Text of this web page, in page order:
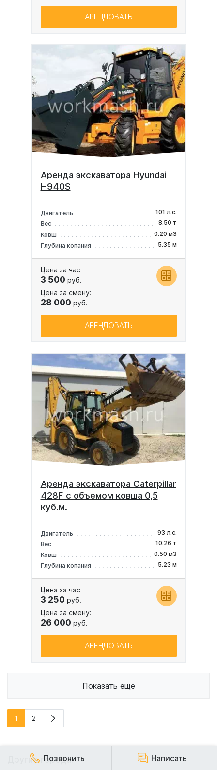
АРЕНДОВАТЬ
Аренда экскаватора Hyundai
H940S
Двигатель
101 л.с.
Вес
8.50 т
Ковш
0.20 м3
Глубина копания
5.35 м
Цена за час
3 500 руб.
Цена за смену:
28 000 руб.
АРЕНДОВАТЬ
Аренда экскаватора Caterpillar
428F с объемом ковша 0,5
куб.м.
Двигатель
93 л.с.
Вес
10.26 т
Ковш
0.50 м3
Глубина копания
5.23 м
Цена за час
3 250 руб.
Цена за смену:
26 000 руб.
АРЕНДОВАТЬ
Показать еще
1 2
Другие города:
Позвонить Написать